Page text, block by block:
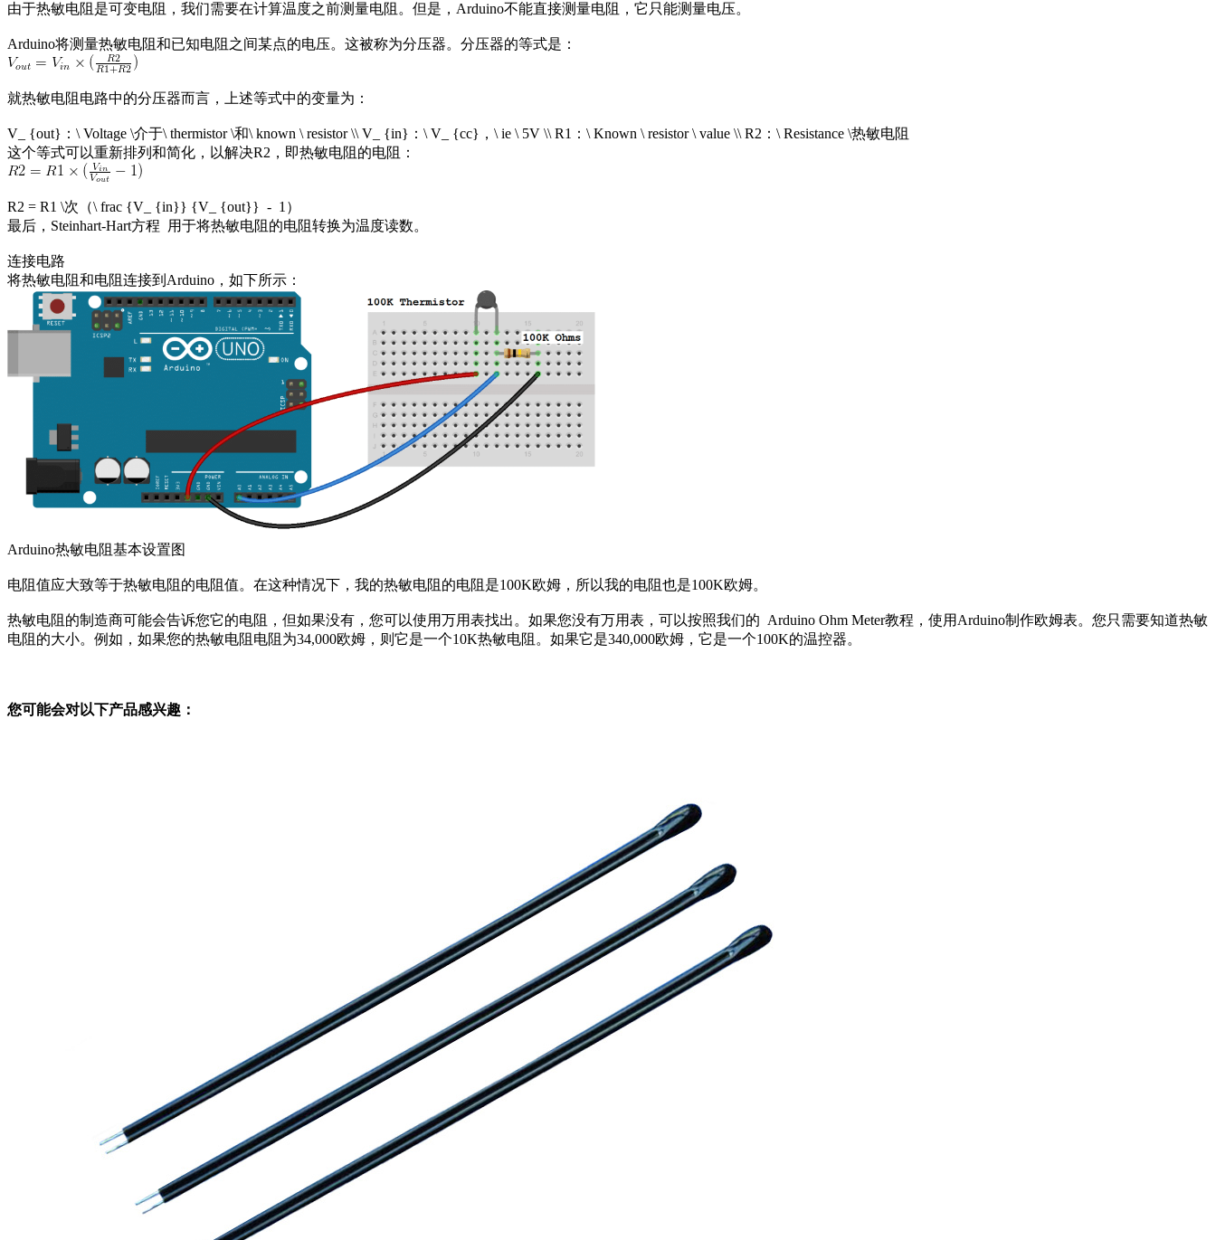
由于热敏电阻是可变电阻，我们需要在计算温度之前测量电阻。但是，Arduino不能直接测量电阻，它只能测量电压。
Arduino将测量热敏电阻和已知电阻之间某点的电压。这被称为分压器。分压器的等式是：
就热敏电阻电路中的分压器而言，上述等式中的变量为：
V_ {out}：\ Voltage \介于\ thermistor \和\ known \ resistor \\ V_ {in}：\ V_ {cc}，\ ie \ 5V \\ R1：\ Known \ resistor \ value \\ R2：\ Resistance \热敏电阻
这个等式可以重新排列和简化，以解决R2，即热敏电阻的电阻：
R2 = R1 \次（\ frac {V_ {in}} {V_ {out}} - 1）
最后，Steinhart-Hart方程 用于将热敏电阻的电阻转换为温度读数。
连接电路
将热敏电阻和电阻连接到Arduino，如下所示：
Arduino热敏电阻基本设置图
电阻值应大致等于热敏电阻的电阻值。在这种情况下，我的热敏电阻的电阻是100K欧姆，所以我的电阻也是100K欧姆。
热敏电阻的制造商可能会告诉您它的电阻，但如果没有，您可以使用万用表找出。如果您没有万用表，可以按照我们的 Arduino Ohm Meter教程，使用Arduino制作欧姆表。您只需要知道热敏
电阻的大小。例如，如果您的热敏电阻电阻为34,000欧姆，则它是一个10K热敏电阻。如果它是340,000欧姆，它是一个100K的温控器。
您可能会对以下产品感兴趣：